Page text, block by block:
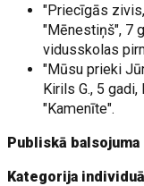
"Priecīgās
"Mēnestiņš", 7
vidusskolas
"Mūsu prieki
Kirils G., 5
"Kamenīte".
Publiskā
Kategorija